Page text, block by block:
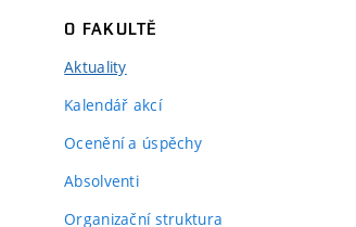
O FAKULTĚ
Aktuality
Kalendář akcí
Ocenění a úspěchy
Absolventi
Organizační struktura